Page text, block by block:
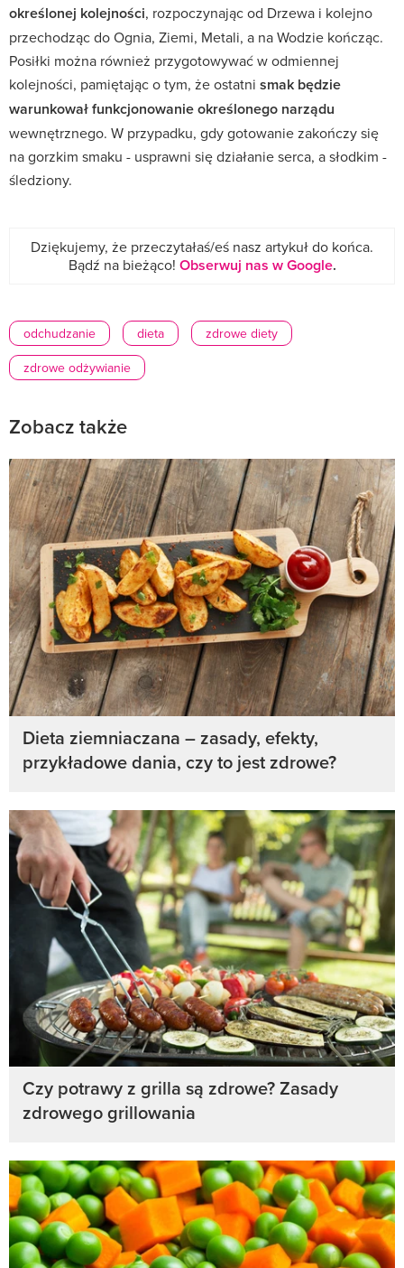
określonej kolejności, rozpoczynając od Drzewa i kolejno
przechodząc do Ognia, Ziemi, Metali, a na Wodzie kończąc.
Posiłki można również przygotowywać w odmiennej
kolejności, pamiętając o tym, że ostatni smak będzie
warunkował funkcjonowanie określonego narządu
wewnętrznego. W przypadku, gdy gotowanie zakończy się
na gorzkim smaku - usprawni się działanie serca, a słodkim -
śledziony.
Dziękujemy, że przeczytałaś/eś nasz artykuł do końca.
Bądź na bieżąco! Obserwuj nas w Google.
odchudzanie dieta
zdrowe diety
zdrowe odżywianie
Zobacz także
Dieta ziemniaczana – zasady, efekty,
przykładowe dania, czy to jest zdrowe?
Czy potrawy z grilla są zdrowe? Zasady
zdrowego grillowania